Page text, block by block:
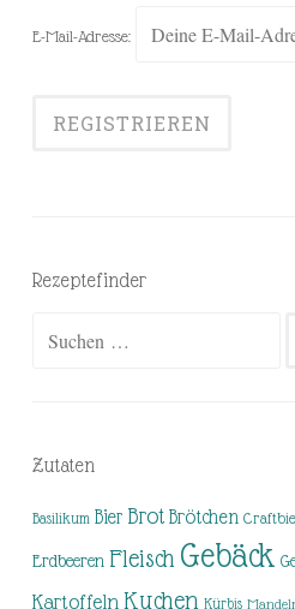
E-Mail-Adresse:
Rezeptefinder
Zutaten
Basilikum Bier Brot Brötchen
Erdbeeren Fleisch Gebäck
Kartoffeln Kuchen Kürbis